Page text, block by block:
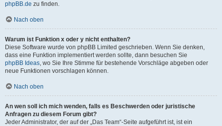
phpBB.de zu finden.
Nach oben
Warum ist Funktion x oder y nicht enthalten?
Diese Software wurde von phpBB Limited geschrieben. Wenn Sie denken,
dass eine Funktion implementiert werden sollte, dann besuchen Sie
phpBB Ideas, wo Sie Ihre Stimme für bestehende Vorschläge abgeben oder
neue Funktionen vorschlagen können.
Nach oben
An wen soll ich mich wenden, falls es Beschwerden oder juristische
Anfragen zu diesem Forum gibt?
Jeder Administrator, der auf der „Das Team“-Seite aufgeführt ist, ist ein